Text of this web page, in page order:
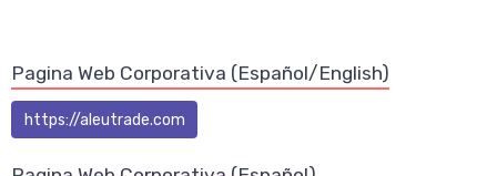
Pagina Web Corporativa (Español/English)
https://aleutrade.com